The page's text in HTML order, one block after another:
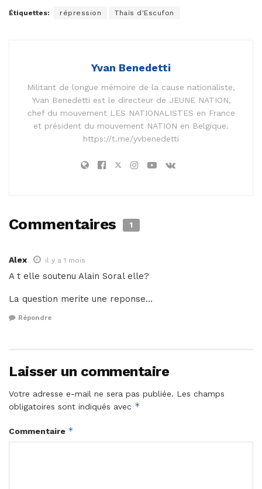
Étiquettes: répression Thaïs d'Escufon
Yvan Benedetti
Militant de longue mémoire de la cause nationaliste,
Yvan Benedetti est le directeur de JEUNE NATION,
chef du mouvement LES NATIONALISTES en France
et président du mouvement NATION en Belgique.
https://t.me/yvbenedetti
Commentaires 1
Alex il y a 1 mois
A t elle soutenu Alain Soral elle?
La question merite une reponse…
Répondre
Laisser un commentaire
Votre adresse e-mail ne sera pas publiée. Les champs
obligatoires sont indiqués avec *
Commentaire *